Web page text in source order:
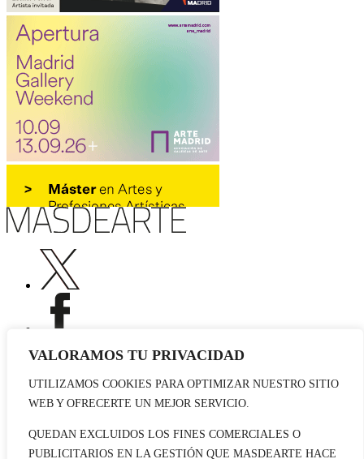
VALORAMOS TU PRIVACIDAD
UTILIZAMOS COOKIES PARA OPTIMIZAR NUESTRO SITIO
WEB Y OFRECERTE UN MEJOR SERVICIO.
QUEDAN EXCLUIDOS LOS FINES COMERCIALES O
PUBLICITARIOS EN LA GESTIÓN QUE MASDEARTE HACE
Publicidad
Contacto